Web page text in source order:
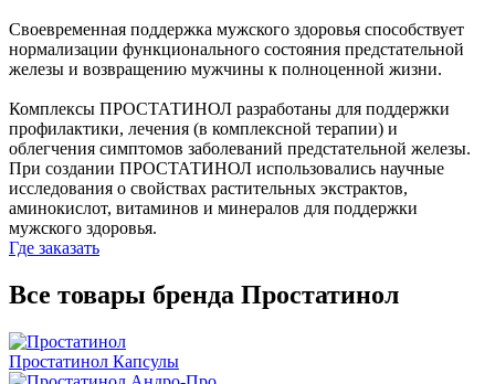
Своевременная поддержка мужского здоровья способствует
нормализации функционального состояния предстательной
железы и возвращению мужчины к полноценной жизни.
Комплексы ПРОСТАТИНОЛ разработаны для поддержки
профилактики, лечения (в комплексной терапии) и
облегчения симптомов заболеваний предстательной железы.
При создании ПРОСТАТИНОЛ использовались научные
исследования о свойствах растительных экстрактов,
аминокислот, витаминов и минералов для поддержки
мужского здоровья.
Где заказать
Все товары бренда Простатинол
Простатинол Капсулы